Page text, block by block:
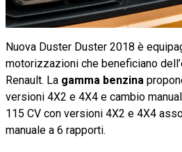
Nuova Duster Duster 2018 è
motorizzazioni che beneficiano
Renault. La gamma benzina
versioni 4X2 e 4X4 e cambio
115 CV con versioni 4X2 e 4X4
manuale a 6 rapporti.